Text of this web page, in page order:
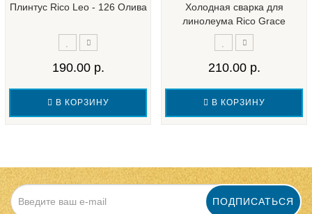
Плинтус Rico Leo - 126 Олива
190.00 р.
В КОРЗИНУ
Холодная сварка для
линолеума Rico Grace
210.00 р.
В КОРЗИНУ
ПОДПИСАТЬСЯ